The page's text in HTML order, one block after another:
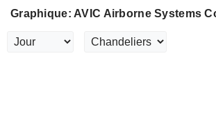
Graphique: AVIC Airborne Systems